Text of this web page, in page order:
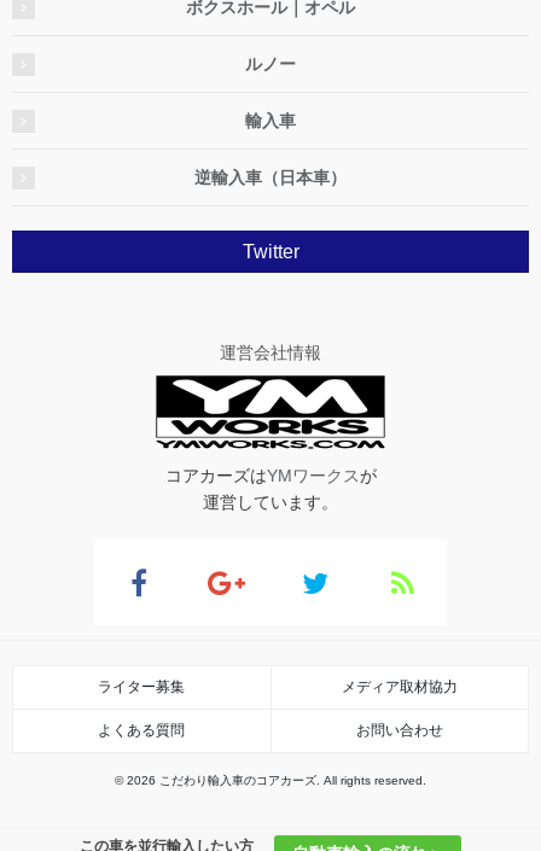
ボクスホール｜オペル
ルノー
輸入車
逆輸入車（日本車）
Twitter
運営会社情報
コアカーズはYMワークスが
運営しています。
ライター募集 メディア取材協力
よくある質問 お問い合わせ
© 2026 こだわり輸入車のコアカーズ. All rights reserved.
この車を並行輸入したい方